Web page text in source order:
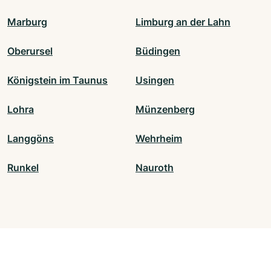
Marburg Limburg an der Lahn
Oberursel Büdingen
Königstein im Taunus Usingen
Lohra Münzenberg
Langgöns Wehrheim
Runkel Nauroth